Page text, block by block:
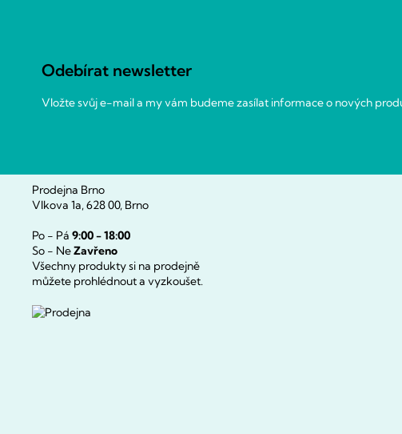
Odebírat newsletter
Vložte svůj e-mail a my vám budeme zasílat informace o nových
Prodejna Brno
Vlkova 1a, 628 00, Brno
Po - Pá 9:00 - 18:00
So - NeZavřeno
Všechny produkty si na prodejně
můžete prohlédnout a vyzkoušet.